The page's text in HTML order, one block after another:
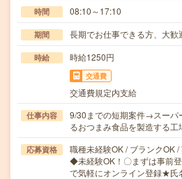
時間 08:10～17:10
期間 長期でお仕事できる方、大歓
時給 時給1250円
交通費
交通費規定内支給
仕事内容
9/30までの短期案件→スーパ
るおつまみ食品を製造する
応募資格
職種未経験OK / ブランクOK
◆未経験OK！〇まずは事前
で気軽にオンライン登録★